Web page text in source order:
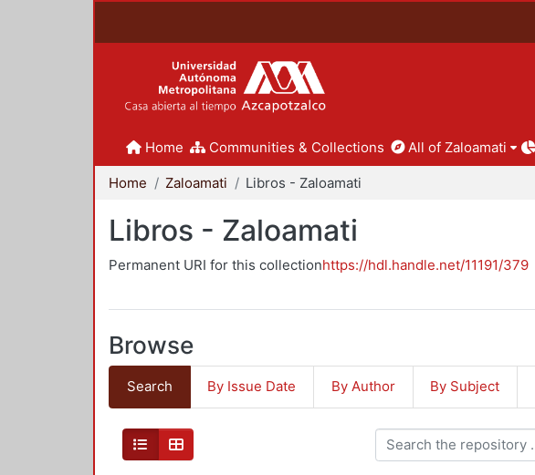
Home Communities & Collections All of Zaloamati
Home Zaloamati Libros - Zaloamati
Libros - Zaloamati
Permanent URI for this collectionhttps://hdl.handle.net/11191/379
Browse
Search By Issue Date By Author By Subject